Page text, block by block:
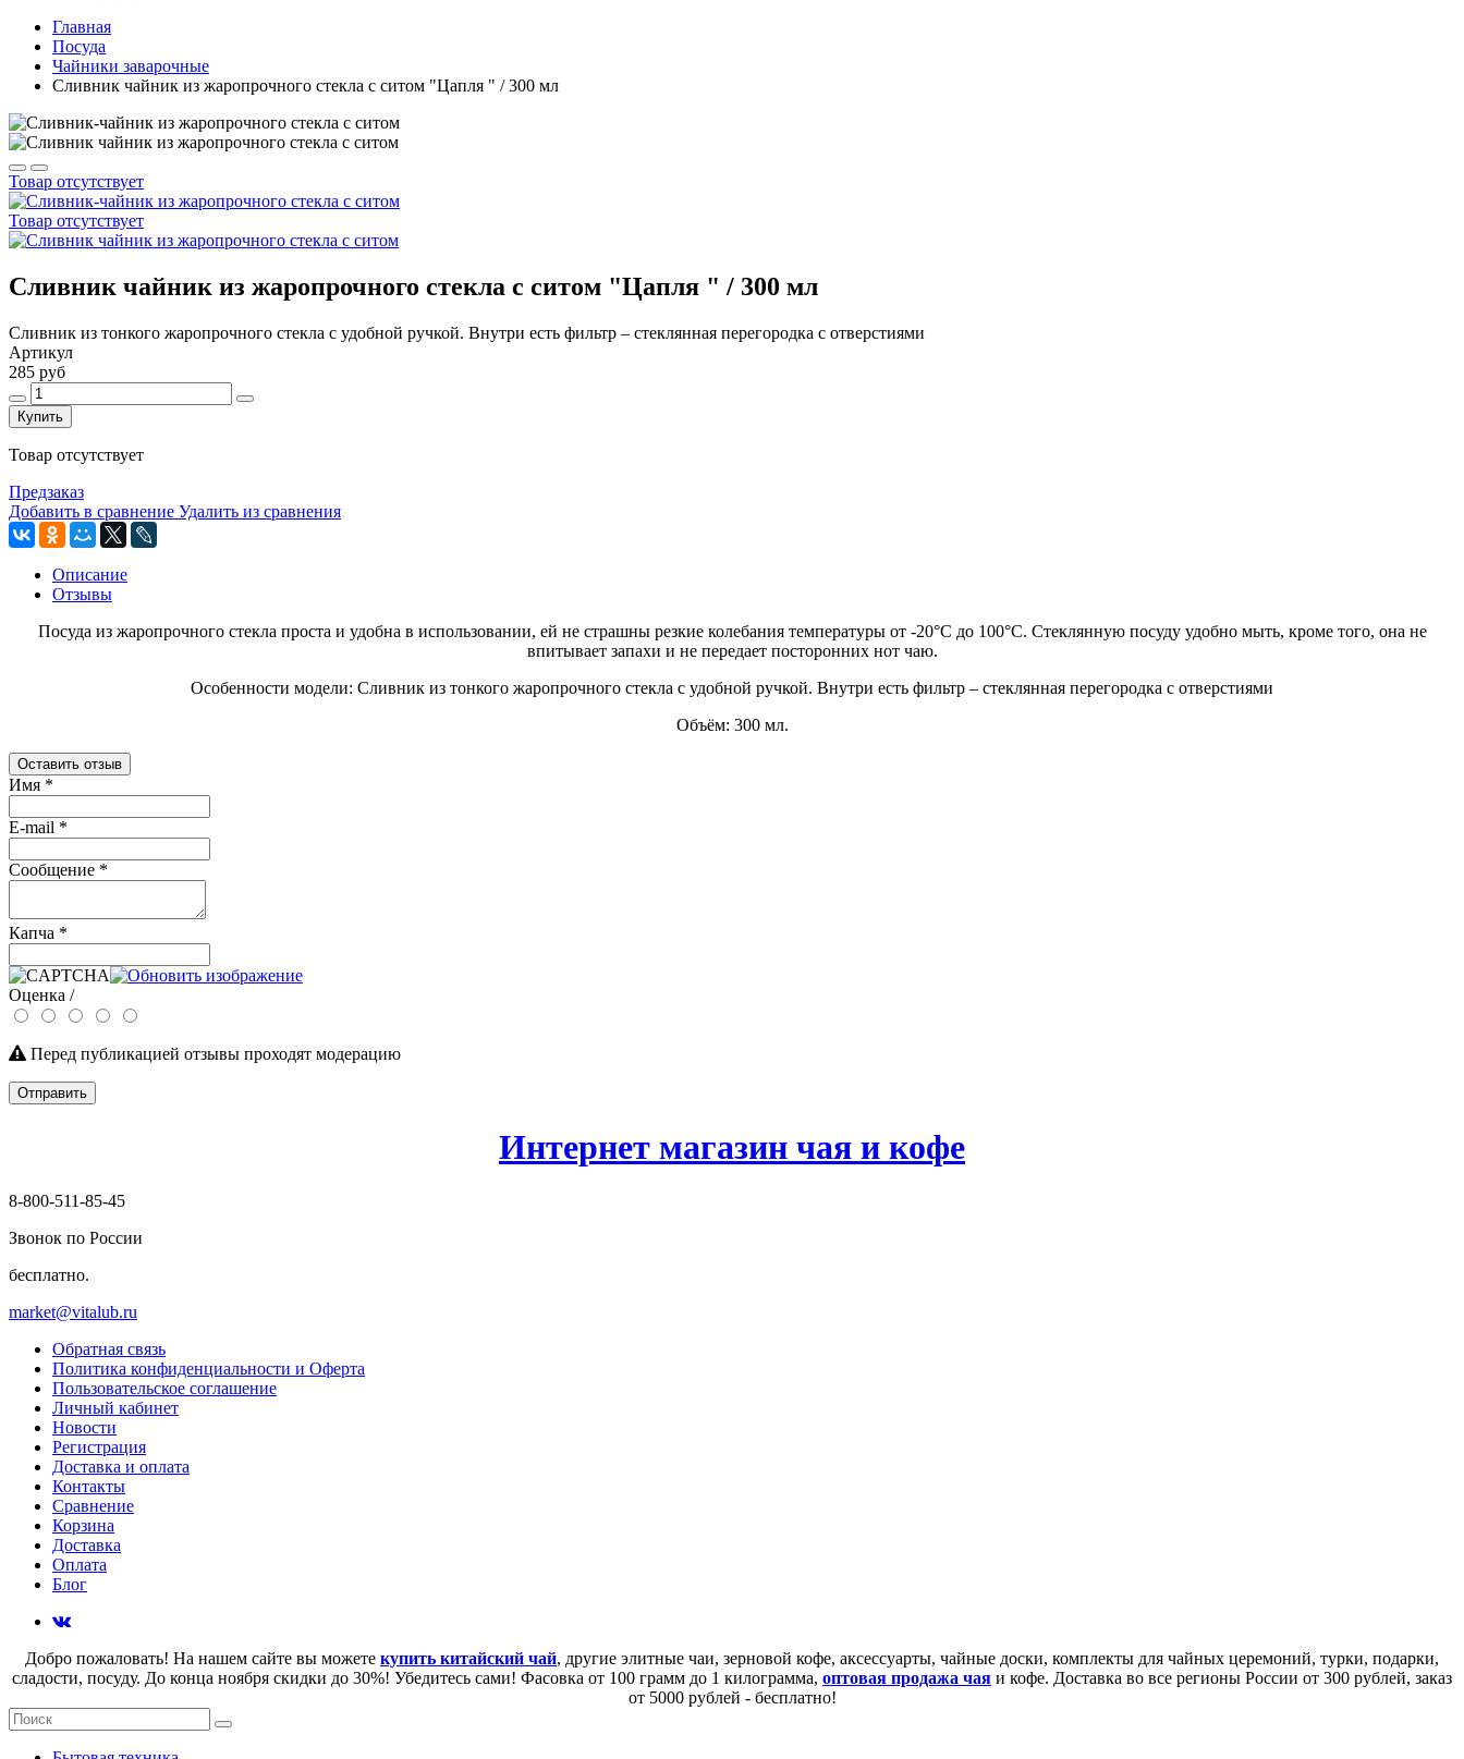
Главная
Посуда
Чайники заварочные
Сливник чайник из жаропрочного стекла с ситом "Цапля " / 300 мл
Товар отсутствует
Товар отсутствует
Сливник чайник из жаропрочного стекла с ситом "Цапля " / 300 мл
Сливник из тонкого жаропрочного стекла с удобной ручкой. Внутри есть фильтр – стеклянная перегородка с отверстиями
Артикул
285 руб
Купить
Товар отсутствует
Предзаказ
Добавить в сравнение Удалить из сравнения
Описание
Отзывы
Посуда из жаропрочного стекла проста и удобна в использовании, ей не страшны резкие колебания температуры от -20°C до 100°C. Стеклянную посуду удобно мыть, кроме того, она не
впитывает запахи и не передает посторонних нот чаю.
Особенности модели: Сливник из тонкого жаропрочного стекла с удобной ручкой. Внутри есть фильтр – стеклянная перегородка с отверстиями
Объём: 300 мл.
Оставить отзыв
Имя *
E-mail *
Сообщение *
Капча *
Оценка /
Перед публикацией отзывы проходят модерацию
Отправить
Интернет магазин чая и кофе
8-800-511-85-45
Звонок по России
бесплатно.
market@vitalub.ru
Обратная связь
Политика конфиденциальности и Оферта
Пользовательское соглашение
Личный кабинет
Новости
Регистрация
Доставка и оплата
Контакты
Сравнение
Корзина
Доставка
Оплата
Блог
Добро пожаловать! На нашем сайте вы можете купить китайский чай, другие элитные чаи, зерновой кофе, аксессуарты, чайные доски, комплекты для чайных церемоний, турки, подарки,
сладости, посуду. До конца ноября скидки до 30%! Убедитесь сами! Фасовка от 100 грамм до 1 килограмма, оптовая продажа чая и кофе. Доставка во все регионы России от 300 рублей, заказ
от 5000 рублей - бесплатно!